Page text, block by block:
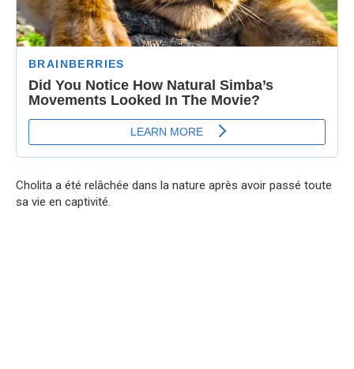
Cholita a été relâchée dans la nature après avoir passé toute
sa vie en captivité.